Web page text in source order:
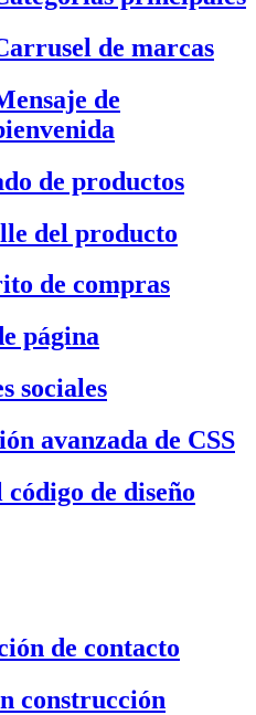
de marcas
de
de productos
del producto
de compras
página
sociales
avanzada de CSS
de diseño
de contacto
construcción